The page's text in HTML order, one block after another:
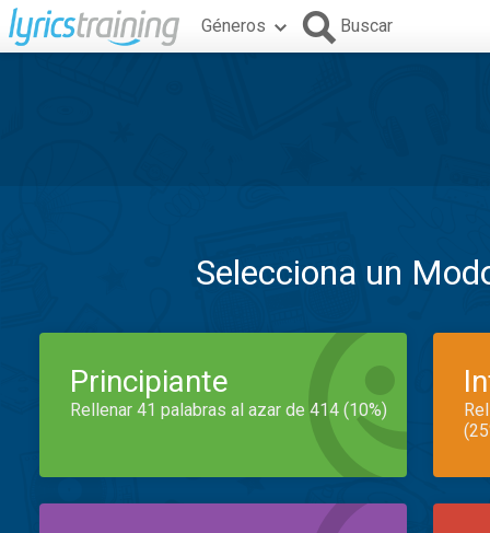
Géneros Buscar
Selecciona un
Principiante
Rellenar 41 palabras al azar de 414 (10%)